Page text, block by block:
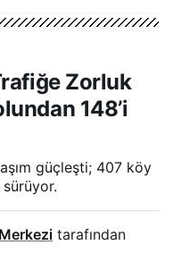
Zorluk
148’i
güçleşti; 407 köy
sürüyor.
tarafından